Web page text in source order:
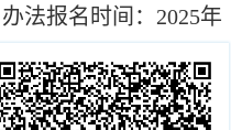
法报名时间： 2025年